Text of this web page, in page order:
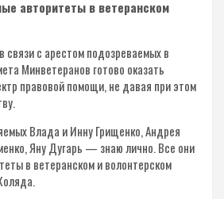
авторитеты в ветеранском
связи с арестом подозреваемых в
Минветеранов готово оказать
правовой помощи, не давая при этом
Влада и Инну Грищенко, Андрея
Яну Дугарь — знаю лично. Все они
в ветеранском и волонтерском